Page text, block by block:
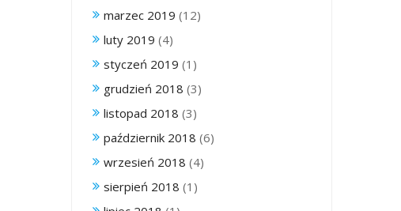
marzec 2019 (12)
luty 2019 (4)
styczeń 2019 (1)
grudzień 2018 (3)
listopad 2018 (3)
październik 2018 (6)
wrzesień 2018 (4)
sierpień 2018 (1)